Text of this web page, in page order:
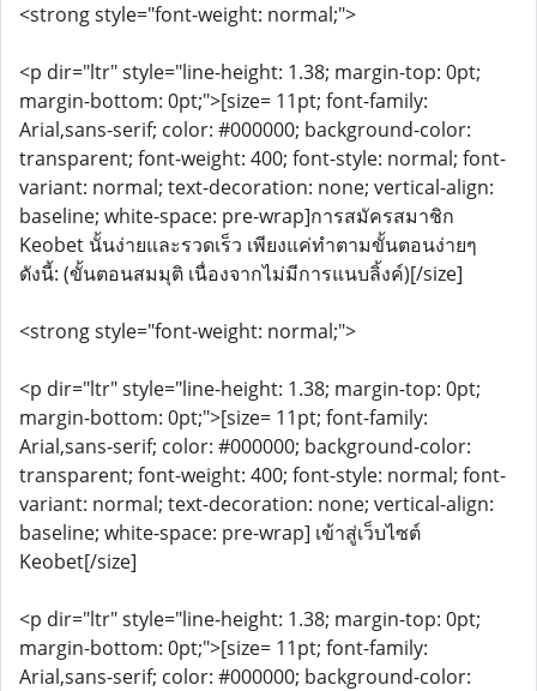
<strong style="font-weight: normal;">
<p dir="ltr" style="line-height: 1.38; margin-top: 0pt;
margin-bottom: 0pt;">[size= 11pt; font-family:
Arial,sans-serif; color: #000000; background-color:
transparent; font-weight: 400; font-style: normal; font-
variant: normal; text-decoration: none; vertical-align:
baseline; white-space: pre-wrap]การสมัครสมาชิก
Keobet นั้นง่ายและรวดเร็ว เพียงแค่ทำตามขั้นตอนง่ายๆ
ดังนี้: (ขั้นตอนสมมุติ เนื่องจากไม่มีการแนบลิ้งค์)[/size]
<strong style="font-weight: normal;">
<p dir="ltr" style="line-height: 1.38; margin-top: 0pt;
margin-bottom: 0pt;">[size= 11pt; font-family:
Arial,sans-serif; color: #000000; background-color:
transparent; font-weight: 400; font-style: normal; font-
variant: normal; text-decoration: none; vertical-align:
baseline; white-space: pre-wrap] เข้าสู่เว็บไซต์
Keobet[/size]
<p dir="ltr" style="line-height: 1.38; margin-top: 0pt;
margin-bottom: 0pt;">[size= 11pt; font-family:
Arial,sans-serif; color: #000000; background-color: